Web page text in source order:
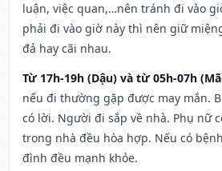
luận, việc quan,…nên tránh đi vào
phải đi vào giờ này thì nên giữ
đả hay cãi nhau.
Từ 17h-19h (Dậu) và từ 05h-07h
nếu đi thường gặp được may mắn.
có lời. Người đi sắp về nhà. Phụ nữ
trong nhà đều hòa hợp. Nếu có
đình đều mạnh khỏe.